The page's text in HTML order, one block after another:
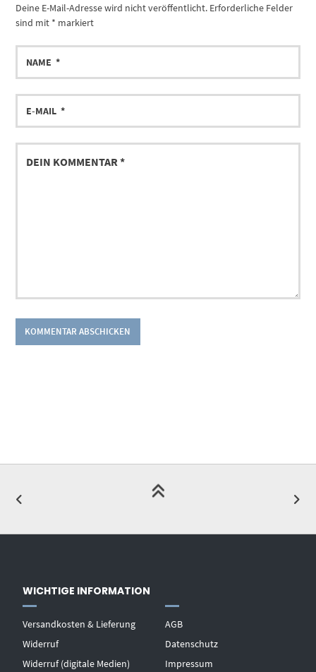
Deine E-Mail-Adresse wird nicht veröffentlicht. Erforderliche Felder
sind mit * markiert
NAME
E-
MAIL
DEIN
KOMMENTAR
WICHTIGE INFORMATION
Versandkosten & Lieferung
Widerruf
Widerruf (digitale Medien)
AGB
Datenschutz
Impressum